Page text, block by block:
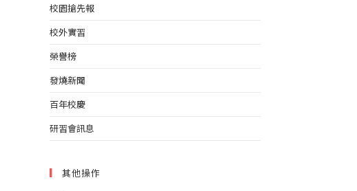
校園搶先報
校外實習
榮譽榜
發燒新聞
百年校慶
研習會訊息
其他操作